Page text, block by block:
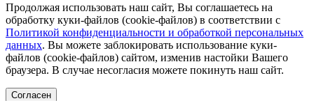
Продолжая использовать наш сайт, Вы соглашаетесь на
обработку куки-файлов (cookie-файлов) в соответствии с
Политикой конфиденциальности и обработкой персональных
данных. Вы можете заблокировать использование куки-
файлов (cookie-файлов) сайтом, изменив настойки Вашего
браузера. В случае несогласия можете покинуть наш сайт.
Согласен